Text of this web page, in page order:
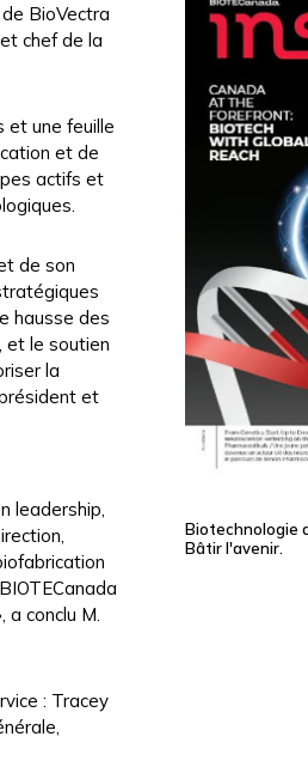
BioVectra
chef de la
et une feuille
et de
actifs et
de son
hausse des
et le soutien
la
et
leadership,
conclu M.
: Tracey
Biotechnologie
Bâtir l'avenir.